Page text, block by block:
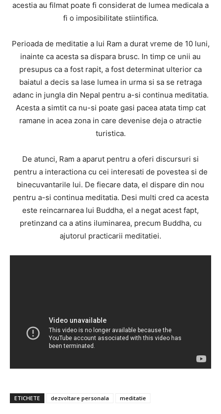
acestia au filmat poate fi considerat de lumea medicala a
fi o imposibilitate stiintifica.
Perioada de meditatie a lui Ram a durat vreme de 10 luni,
inainte ca acesta sa dispara brusc. In timp ce unii au
presupus ca a fost rapit, a fost determinat ulterior ca
baiatul a decis sa lase lumea in urma si sa se retraga
adanc in jungla din Nepal pentru a-si continua meditatia.
Acesta a simtit ca nu-si poate gasi pacea atata timp cat
ramane in acea zona in care devenise deja o atractie
turistica.
De atunci, Ram a aparut pentru a oferi discursuri si
pentru a interactiona cu cei interesati de povestea si de
binecuvantarile lui. De fiecare data, el dispare din nou
pentru a-si continua meditatia. Desi multi cred ca acesta
este reincarnarea lui Buddha, el a negat acest fapt,
pretinzand ca a atins iluminarea, precum Buddha, cu
ajutorul practicarii meditatiei.
ETICHETE dezvoltare personala meditatie